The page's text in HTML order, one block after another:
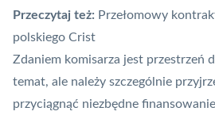
Przeczytaj też: Przełomowy
polskiego Crist
Zdaniem komisarza jest przestrzeń
temat, ale należy szczególnie
przyciągnąć niezbędne